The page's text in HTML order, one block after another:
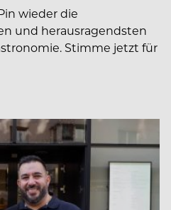
wieder die
und herausragendsten
Stimme jetzt für